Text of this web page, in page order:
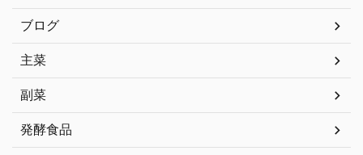
ブログ
主菜
副菜
発酵食品